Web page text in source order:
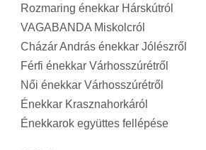
Rozmaring énekkar Hárskútról
VAGABANDA Miskolcról
Cházár András énekkar Jólészről
Férfi énekkar Várhosszúrétről
Női énekkar Várhosszúrétről
Énekkar Krasznahorkáról
Énekkarok együttes fellépése